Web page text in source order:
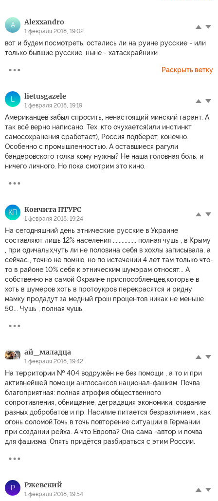
A Alexxandro
1 февраля 2018, 19:02
вот и будем посмотреть, остались ли на руине русские - или
только бывшие русские, ныне - хатаскрайники
Раскрыть ветку
L lietusgazele
1 февраля 2018, 19:19
Американцев забыл спросить, ненастоящий минский гарант. А
так всё верно написано. Тех, кто очухается(или инстинкт
самосохранения сработает), Россия подберет, конечно.
Особенно с промышленностью. А оставшиеся рагули
бандеровского толка кому нужны? Не наша головная боль, и
ничего личного. Но пока смотрим это кино.
КП Кончита ПТУРС
1 февраля 2018, 19:24
На сегодняшний день этнические русские в Украине
составляют лишь 12% населения ................ полная чушь , в Крыму
, при одичалых,чуть ли не половина себя в хохлы записывала, а
сейчас , точно не помню, но по истечении 4 лет там только что-
то в районе 10% себя к этническим шумэрам относят... А
собственно на самой Окраине приспособленцев,которые в
хоть в шумеров хоть в протоукров перекрасятся и ридну
мамку продадут за медный грош процентов никак не меньше
50... Чушь , полная чушь.
ай_маладца
1 февраля 2018, 19:42
На территории № 404 водружён не без помощи , а то и при
активнейшей помощи англосаксов национал-фашизм. Почва
благоприятная: полная атрофия общественного
сопротивления, обнищание, деградация экономики, создание
разных добробатов и пр. Насилие питается безразличием , как
огонь соломой.Точь в точь повторение ситуации в Германии
при создании рейха. А что Европа? Она сама -автор и почва
для фашизма. Опять придётся разбираться с этим России.
Р Ржевский
1 февраля 2018, 19:54